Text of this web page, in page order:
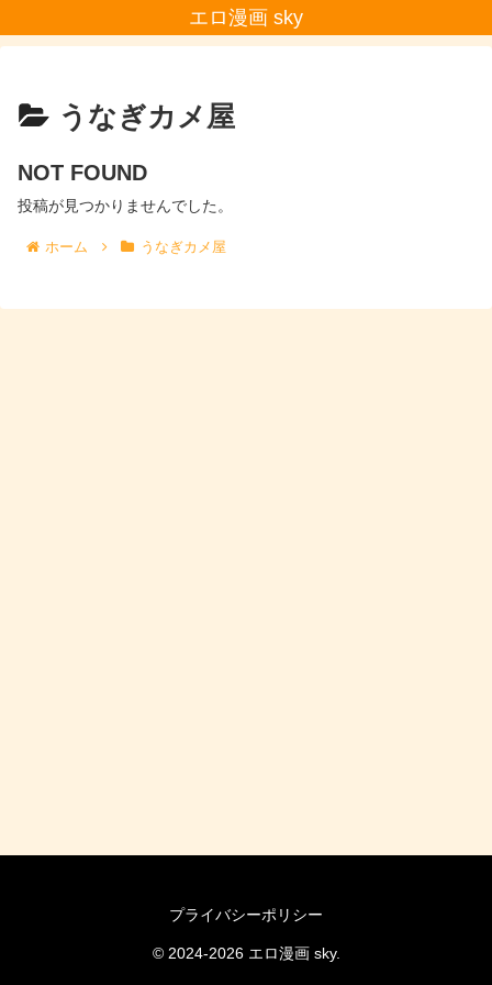
エロ漫画 sky
うなぎカメ屋
NOT FOUND
投稿が見つかりませんでした。
ホーム うなぎカメ屋
プライバシーポリシー
© 2024-2026 エロ漫画 sky.